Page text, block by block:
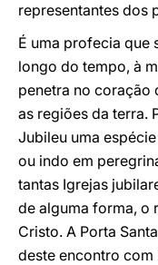
representantes dos
É uma profecia que
longo do tempo, à
penetra no coração
as regiões da terra.
Jubileu uma
ou indo em
tantas Igrejas
de alguma forma, o
Cristo. A Porta
deste encontro com